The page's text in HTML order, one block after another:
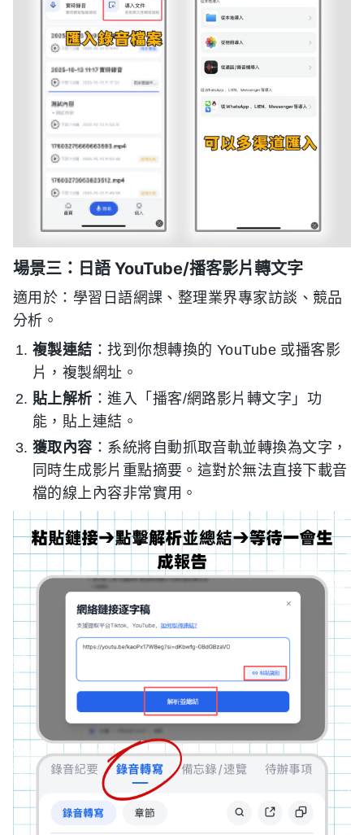
場景三：日語 YouTube/播客影片轉文字
適用於：學習日語網課、整理業界專家訪談、競品
分析。
複製連結 ：找到你想轉換的 YouTube 或播客影
片，複製網址。
貼上解析 ：進入「播客/網路影片轉文字」功
能，貼上連結。
獲取內容 ：系統將自動抓取音軌並轉換為文字，
同時生成影片重點摘要。這對於無法直接下載音
檔的線上內容非常實用。